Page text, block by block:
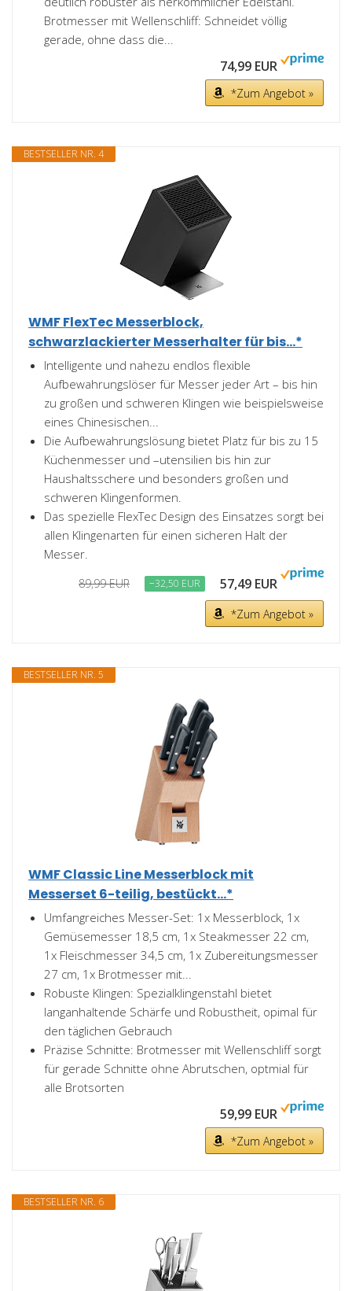
Brotmesser mit Wellenschliff: Schneidet völlig
gerade, ohne dass die...
74,99 EUR
*Zum Angebot »
BESTSELLER NR. 4
WMF FlexTec Messerblock,
schwarzlackierter Messerhalter für bis...*
Intelligente und nahezu endlos flexible
Aufbewahrungslöser für Messer jeder Art – bis hin
zu großen und schweren Klingen wie beispielsweise
eines Chinesischen...
Die Aufbewahrungslösung bietet Platz für bis zu 15
Küchenmesser und –utensilien bis hin zur
Haushaltsschere und besonders großen und
schweren Klingenformen.
Das spezielle FlexTec Design des Einsatzes sorgt bei
allen Klingenarten für einen sicheren Halt der
Messer.
89,99 EUR −32,50 EUR 57,49 EUR
*Zum Angebot »
BESTSELLER NR. 5
WMF Classic Line Messerblock mit
Messerset 6-teilig, bestückt...*
Umfangreiches Messer-Set: 1x Messerblock, 1x
Gemüsemesser 18,5 cm, 1x Steakmesser 22 cm,
1x Fleischmesser 34,5 cm, 1x Zubereitungsmesser
27 cm, 1x Brotmesser mit...
Robuste Klingen: Spezialklingenstahl bietet
langanhaltende Schärfe und Robustheit, opimal für
den täglichen Gebrauch
Präzise Schnitte: Brotmesser mit Wellenschliff sorgt
für gerade Schnitte ohne Abrutschen, optmial für
alle Brotsorten
59,99 EUR
*Zum Angebot »
BESTSELLER NR. 6